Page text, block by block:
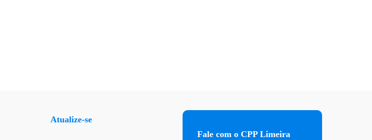
Atualize-se
Fale com o CPP Limeira